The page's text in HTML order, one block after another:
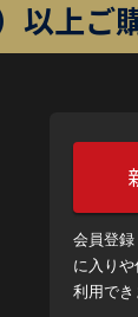
以上ご
会員登
に入り
利用でき